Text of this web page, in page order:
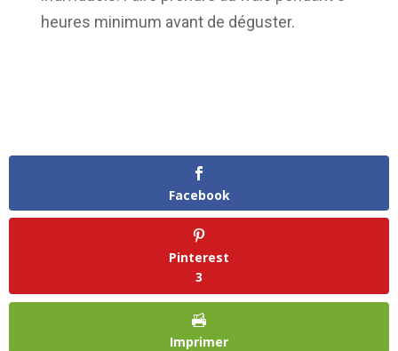
heures minimum avant de déguster.
Facebook
Pinterest
3
Imprimer